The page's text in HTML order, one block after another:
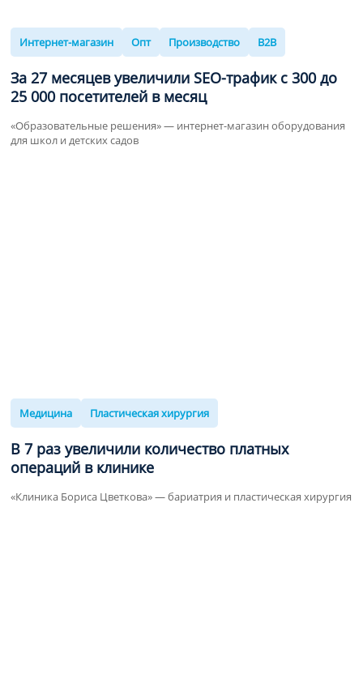
Интернет-магазин Опт Производство B2B
За 27 месяцев увеличили SEO-трафик с 300 до
25 000посетителей в месяц
«Образовательные решения» — интернет-магазин оборудования
для школ и детских садов
Медицина Пластическая хирургия
В 7 раз увеличили количество платных
операций в клинике
«Клиника Бориса Цветкова» — бариатрия и пластическая хирургия